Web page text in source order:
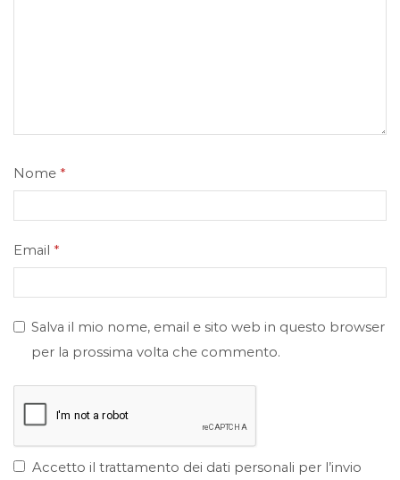
Nome *
Email *
Salva il mio nome, email e sito web in questo browser
per la prossima volta che commento.
Accetto il trattamento dei dati personali per l’invio